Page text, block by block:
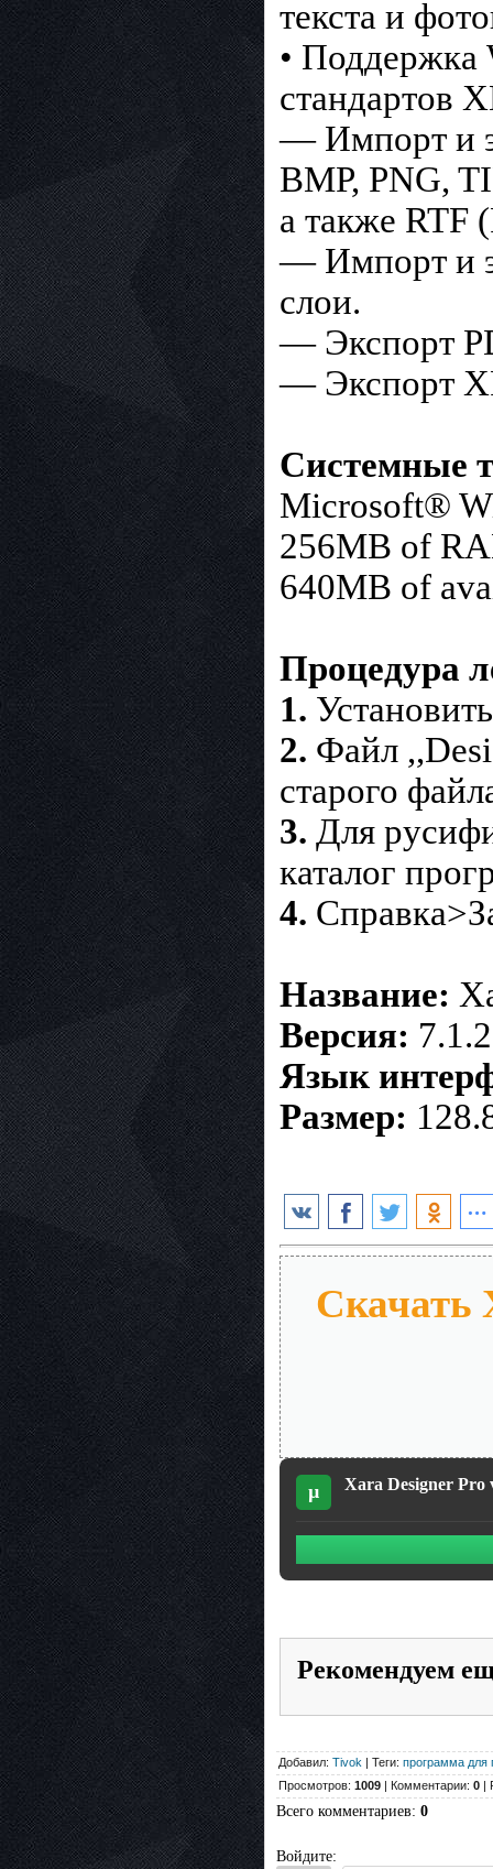
текста и
• Поддержка
стандартов
— Импорт и
BMP, PNG,
а также RTF
— Импорт и
слои.
— Экспорт
— Экспорт
Системные
Microsoft®
256MB of
640MB of
Процедура
1.
2. Файл
старого
3. Для
каталог
4.
Название:
Версия:
Язык
Размер:
Скачать
µ Xara Designer Pro
Рекомендуем
Добавил: Tivok | Теги: программа для
Просмотров: 1009 | Комментарии: 0 |
Всего комментариев: 0
Войдите: